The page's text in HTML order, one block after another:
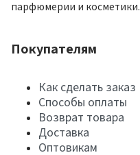
парфюмерии и косметики.
Покупателям
Как сделать заказ
Способы оплаты
Возврат товара
Доставка
Оптовикам